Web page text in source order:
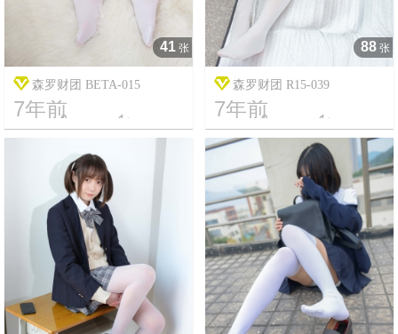
41 张
森罗财团 BETA-015
7年前
20 2158
88 张
森罗财团 R15-039
7年前
20 5153